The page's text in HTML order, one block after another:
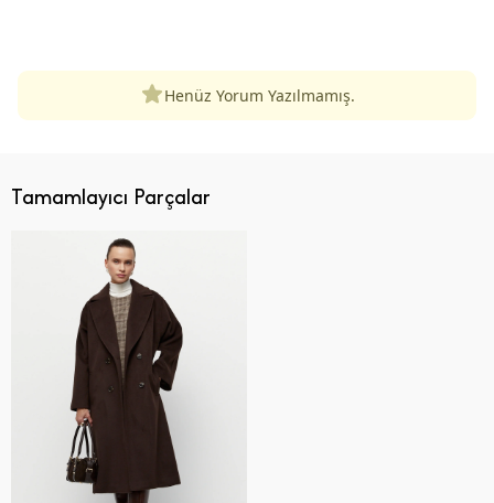
Henüz Yorum Yazılmamış.
Tamamlayıcı Parçalar